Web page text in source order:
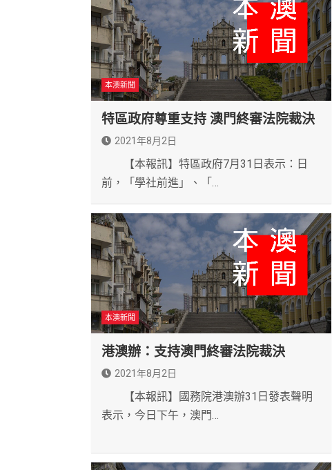
本澳新聞
特區政府尊重支持 澳門終審法院裁決
2021年8月2日
【本報訊】特區政府7月31日表示：日
前，「學社前進」、「…
本澳新聞
港澳辦：支持澳門終審法院裁決
2021年8月2日
【本報訊】國務院港澳辦31日發表聲明
表示，今日下午，澳門…